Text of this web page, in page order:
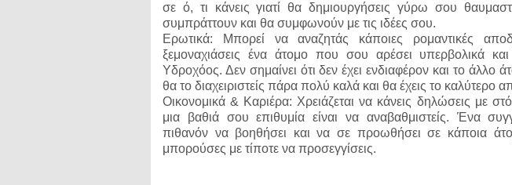
σε ό, τι κάνεις γιατί θα δημιουργήσεις γύρω σου
συμπράττουν και θα συμφωνούν με τις ιδέες σου.
Ερωτικά: Μπορεί να αναζητάς κάποιες ρομαντικές
ξεμοναχιάσεις ένα άτομο που σου αρέσει υπερβολικά και
Υδροχόος. Δεν σημαίνει ότι δεν έχει ενδιαφέρον και το άλλο
θα το διαχειριστείς πάρα πολύ καλά και θα έχεις το καλύτερο
Οικονομικά & Καριέρα: Χρειάζεται να κάνεις δηλώσεις με
μια βαθιά σου επιθυμία είναι να αναβαθμιστείς. Ένα
πιθανόν να βοηθήσει και να σε προωθήσει σε κάποια
μπορούσες με τίποτε να προσεγγίσεις.